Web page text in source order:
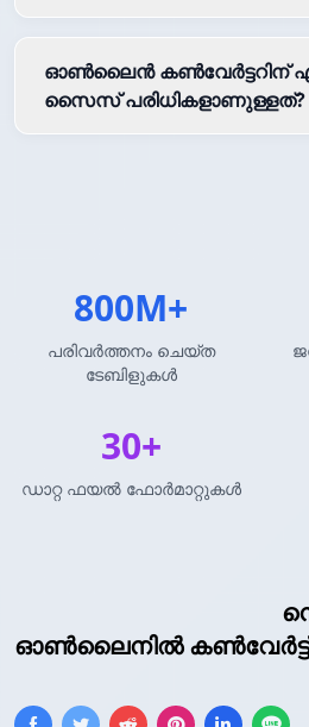
ഓൺലൈനിൽ
ഓൺലൈൻ കൺവേർട്ടറിന്
സൈസ് പരിധികളാണുള്ളത്?
800M+
പരിവർത്തനം ചെയ്ത
ടേബിളുകൾ
30+
ഡാറ്റ ഫയൽ ഫോർമാറ്റുകൾ